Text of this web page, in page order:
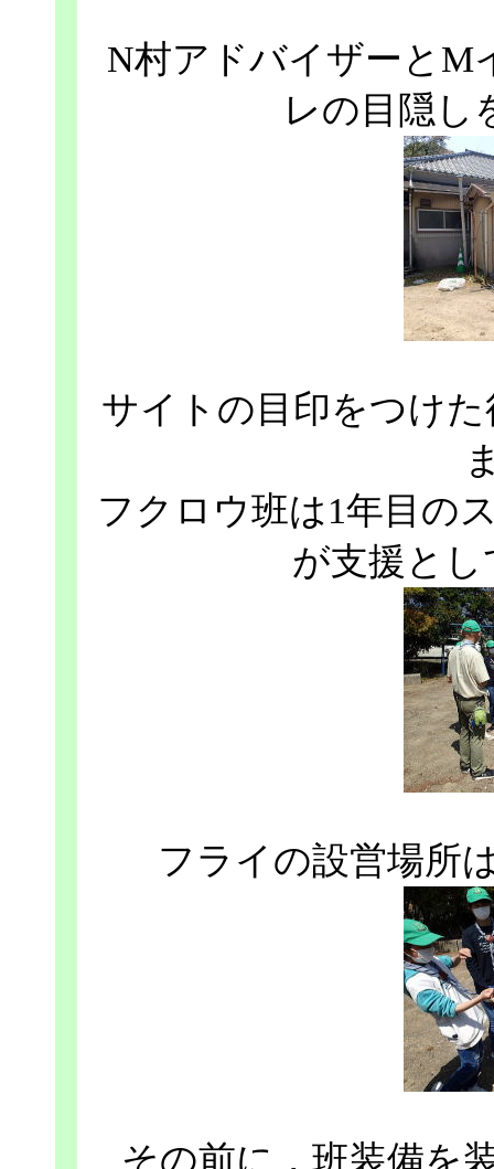
N村アドバイザーとM
レの目隠し
サイトの目印をつけ
フクロウ班は1年目の
が支援と
フライの設営場所
その前に，班装備を